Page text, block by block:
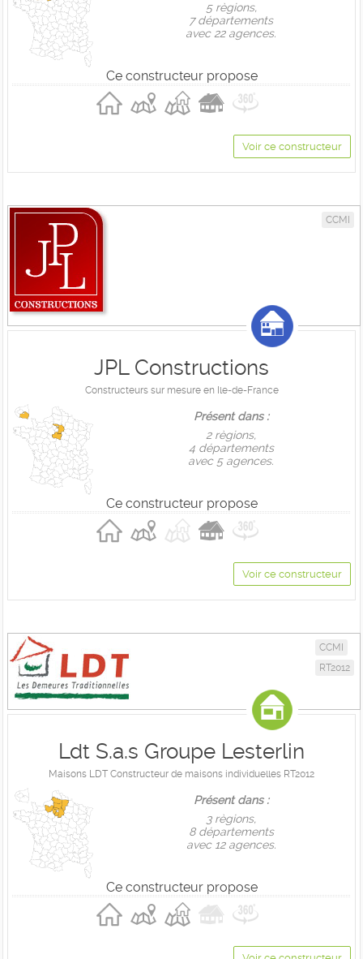
5 règions,
7 départements
avec 22 agences.
Ce constructeur propose
Voir ce constructeur
CCMI
JPL Constructions
Constructeurs sur mesure en Ile-de-France
Présent dans :
2 règions,
4 départements
avec 5 agences.
Ce constructeur propose
Voir ce constructeur
CCMI
RT2012
Ldt S.a.s Groupe Lesterlin
Maisons LDT Constructeur de maisons individuelles RT2012
Présent dans :
3 règions,
8 départements
avec 12 agences.
Ce constructeur propose